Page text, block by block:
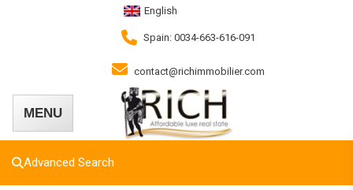
English
Spain: 0034-663-616-091
contact@richimmobilier.com
Advanced Search